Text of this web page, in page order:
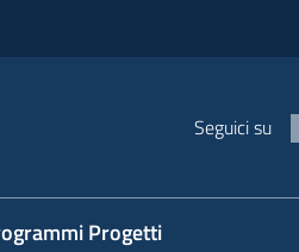
Seguici su
Progetti